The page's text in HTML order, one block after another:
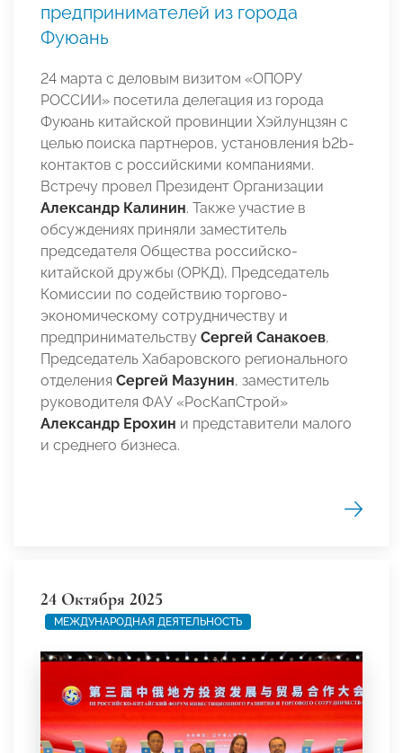
предпринимателей из города
Фуюань
24 марта с деловым визитом «ОПОРУ
РОССИИ» посетила делегация из города
Фуюань китайской провинции Хэйлунцзян с
целью поиска партнеров, установления b2b-
контактов с российскими компаниями.
Встречу провел Президент Организации
Александр Калинин. Также участие в
обсуждениях приняли заместитель
председателя Общества российско-
китайской дружбы (ОРКД), Председатель
Комиссии по содействию торгово-
экономическому сотрудничеству и
предпринимательству Сергей Санакоев,
Председатель Хабаровского регионального
отделения Сергей Мазунин, заместитель
руководителя ФАУ «РосКапСтрой»
Александр Ерохин и представители малого
и среднего бизнеса.
24 Октября 2025
МЕЖДУНАРОДНАЯ ДЕЯТЕЛЬНОСТЬ